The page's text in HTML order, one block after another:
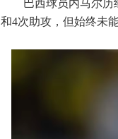
巴西球员内马尔历
和4次助攻，但始终未